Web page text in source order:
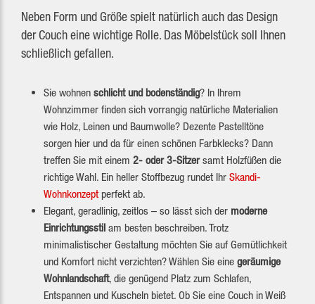
Neben Form und Größe spielt natürlich auch das Design
der Couch eine wichtige Rolle. Das Möbelstück soll Ihnen
schließlich gefallen.
Sie wohnen schlicht und bodenständig? In Ihrem
Wohnzimmer finden sich vorrangig natürliche Materialien
wie Holz, Leinen und Baumwolle? Dezente Pastelltöne
sorgen hier und da für einen schönen Farbklecks? Dann
treffen Sie mit einem 2- oder 3-Sitzersamt Holzfüßen die
richtige Wahl. Ein heller Stoffbezug rundet Ihr Skandi-
Wohnkonzeptperfekt ab.
Elegant, geradlinig, zeitlos – so lässt sich der moderne
Einrichtungsstil am besten beschreiben. Trotz
minimalistischer Gestaltung möchten Sie auf Gemütlichkeit
und Komfort nicht verzichten? Wählen Sie eine geräumige
Wohnlandschaft, die genügend Platz zum Schlafen,
Entspannen und Kuscheln bietet. Ob Sie eine Couch in Weiß